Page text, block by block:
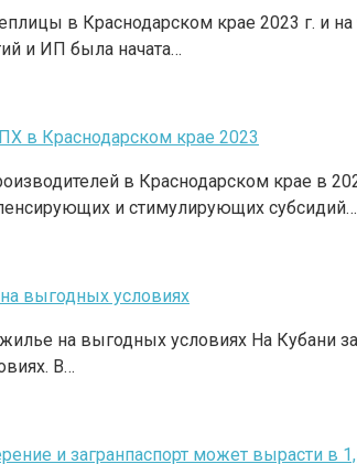
в Краснодарском крае 2023 г.
и ИП была начата…
в Краснодарском крае 2023
в Краснодарском крае в
и стимулирующих
выгодных условиях
на выгодных условиях На Кубани
В…
и загранпаспорт может вырасти в